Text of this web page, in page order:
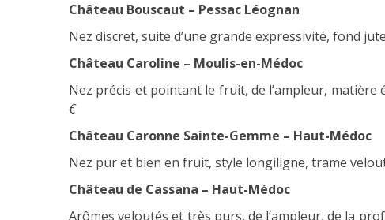
Château Bouscaut – Pessac Léognan
Nez discret, suite d’une grande expressivité, fond
Château Caroline – Moulis-en-Médoc
Nez précis et pointant le fruit, de l’ampleur,
€
Château Caronne Sainte-Gemme – Haut-Médoc
Nez pur et bien en fruit, style longiligne, trame
Château de Cassana – Haut-Médoc
Arômes veloutés et très purs, de l’ampleur, de la